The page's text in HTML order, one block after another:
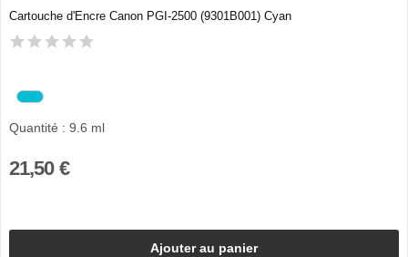
Cartouche d'Encre Canon PGI-2500 (9301B001) Cyan
Quantité : 9.6 ml
21,50 €
Ajouter au panier